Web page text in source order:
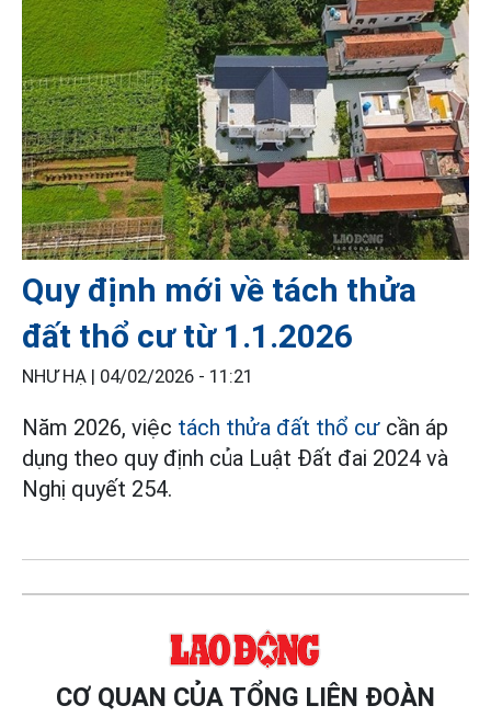
Quy định mới về tách thửa
đất thổ cư từ 1.1.2026
NHƯ HẠ | 04/02/2026 - 11:21
Năm 2026, việc tách thửa đất thổ cư cần áp
dụng theo quy định của Luật Đất đai 2024 và
Nghị quyết 254.
CƠ QUAN CỦA TỔNG LIÊN ĐOÀN